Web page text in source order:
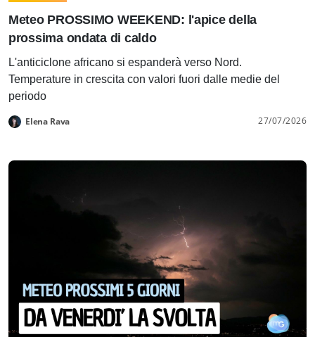
Meteo PROSSIMO WEEKEND: l'apice della
prossima ondata di caldo
L'anticiclone africano si espanderà verso Nord.
Temperature in crescita con valori fuori dalle medie del
periodo
Elena Rava 27/07/2026